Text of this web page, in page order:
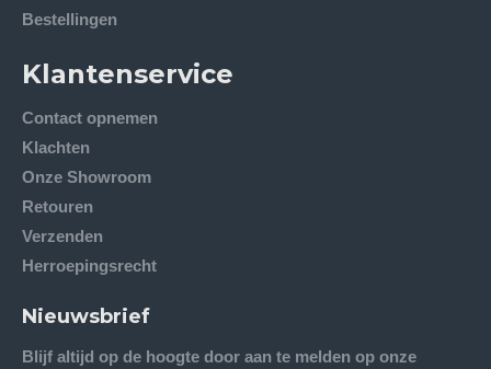
Bestellingen
Klantenservice
Contact opnemen
Klachten
Onze Showroom
Retouren
Verzenden
Herroepingsrecht
Nieuwsbrief
Blijf altijd op de hoogte door aan te melden op onze